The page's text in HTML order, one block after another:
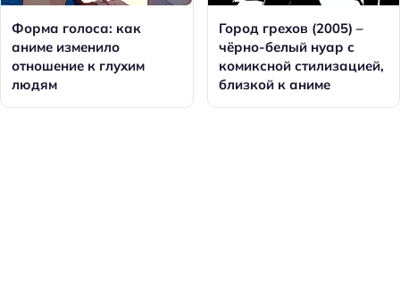
Форма голоса: как
аниме изменило
отношение к глухим
людям
Город грехов (2005) –
чёрно-белый нуар с
комиксной стилизацией,
близкой к аниме